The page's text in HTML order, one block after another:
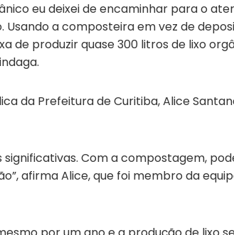
eu deixei de encaminhar para o
Usando a composteira em vez de
produzir quase 300 litros de lixo
da Prefeitura de Curitiba, Alice
Com a compostagem,
afirma Alice, que foi membro da